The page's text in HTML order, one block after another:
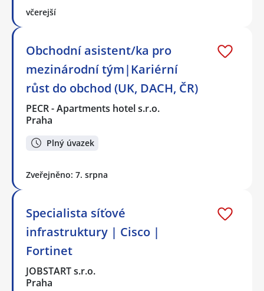
včerejší
Obchodní asistent/ka pro
mezinárodní tým|Kariérní
růst do obchod (UK, DACH, ČR)
PECR - Apartments hotel s.r.o.
Praha
Plný úvazek
Zveřejněno: 7. srpna
Specialista síťové
infrastruktury | Cisco |
Fortinet
JOBSTART s.r.o.
Praha